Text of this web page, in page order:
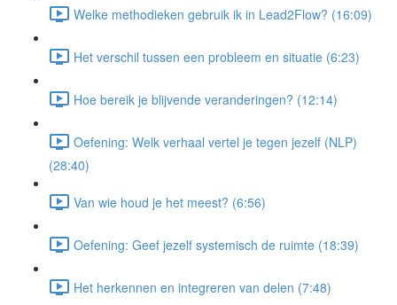
Welke methodieken gebruik ik in Lead2Flow? (16:09)
Het verschil tussen een probleem en situatie (6:23)
Hoe bereik je blijvende veranderingen? (12:14)
Oefening: Welk verhaal vertel je tegen jezelf (NLP)
(28:40)
Van wie houd je het meest? (6:56)
Oefening: Geef jezelf systemisch de ruimte (18:39)
Het herkennen en integreren van delen (7:48)